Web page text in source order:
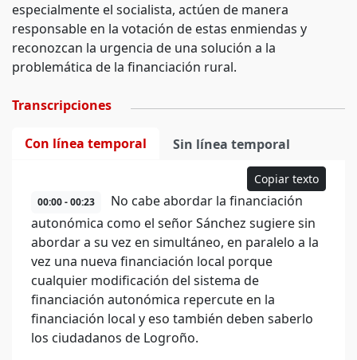
especialmente el socialista, actúen de manera
responsable en la votación de estas enmiendas y
reconozcan la urgencia de una solución a la
problemática de la financiación rural.
Transcripciones
Con línea temporal Sin línea temporal
Copiar texto
00:00 - 00:23
No cabe abordar la financiación
autonómica como el señor Sánchez sugiere sin
abordar a su vez en simultáneo, en paralelo a la
vez una nueva financiación local porque
cualquier modificación del sistema de
financiación autonómica repercute en la
financiación local y eso también deben saberlo
los ciudadanos de Logroño.